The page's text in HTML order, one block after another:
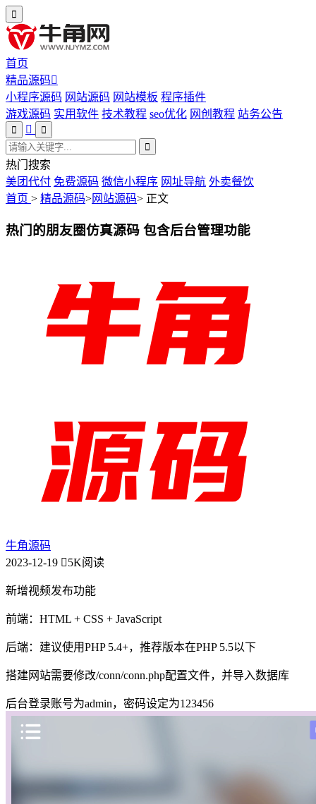
首页
精品源码
小程序源码 网站源码 网站模板 程序插件
游戏源码 实用软件 技术教程 seo优化 网创教程 站务公告
热门搜索
美团代付 免费源码 微信小程序 网址导航 外卖餐饮
首页 > 精品源码>网站源码> 正文
热门的朋友圈仿真源码 包含后台管理功能
牛角源码
2023-12-19
5K阅读
新增视频发布功能
前端：HTML + CSS + JavaScript
后端：建议使用PHP 5.4+，推荐版本在PHP 5.5以下
搭建网站需要修改/conn/conn.php配置文件，并导入数据库
后台登录账号为admin，密码设定为123456